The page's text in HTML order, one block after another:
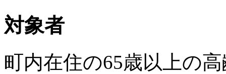
対象者
町内在住の65歳以上の